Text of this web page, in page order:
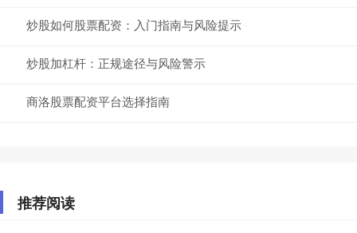
炒股如何股票配资：入门指南与风险提示
炒股加杠杆：正规途径与风险警示
商洛股票配资平台选择指南
推荐阅读